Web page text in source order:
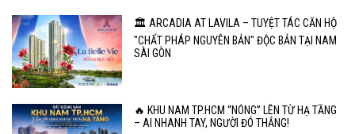
🏛️ ARCADIA AT LAVILA – TUYỆT TÁC CĂN HỘ
"CHẤT PHÁP NGUYÊN BẢN" ĐỘC BẢN TẠI NAM
SÀI GÒN
🔥 KHU NAM TP.HCM “NÓNG” LÊN TỪ HẠ TẦNG
– AI NHANH TAY, NGƯỜI ĐÓ THẮNG!